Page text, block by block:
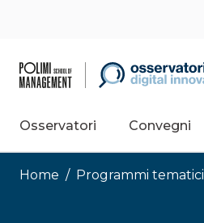
Osservatori Convegni
Home / Programmi tematici